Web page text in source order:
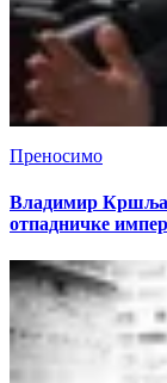
Преносимо
Владимир
отпадничке